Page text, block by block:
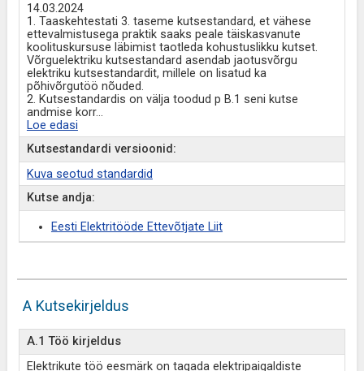
14.03.2024
1. Taaskehtestati 3. taseme kutsestandard, et vähese
ettevalmistusega praktik saaks peale täiskasvanute
koolituskursuse läbimist taotleda kohustuslikku kutset.
Võrguelektriku kutsestandard asendab jaotusvõrgu
elektriku kutsestandardit, millele on lisatud ka
põhivõrgutöö nõuded.
2. Kutsestandardis on välja toodud p B.1 seni kutse
andmise korr...
Loe edasi
Kutsestandardi versioonid:
Kuva seotud standardid
Kutse andja:
Eesti Elektritööde Ettevõtjate Liit
A Kutsekirjeldus
A.1 Töö kirjeldus
Elektrikute töö eesmärk on tagada elektripaigaldiste